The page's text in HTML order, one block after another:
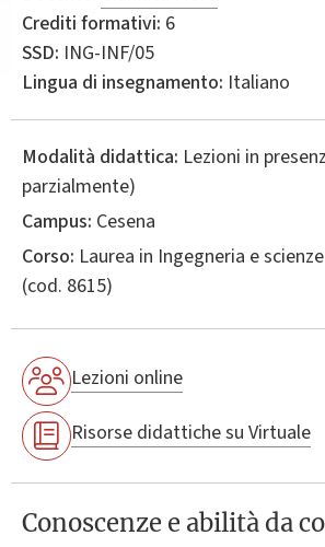
Crediti formativi: 6
SSD: ING-INF/05
Lingua di insegnamento: Italiano
Modalità didattica: Lezioni in
parzialmente)
Campus: Cesena
Corso: Laurea in Ingegneria e
(cod. 8615)
Lezioni online
Risorse didattiche su Virtuale
Conoscenze e abilità da